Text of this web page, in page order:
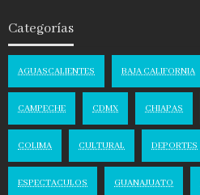
Categorías
AGUASCALIENTES BAJA CALIFORNIA
CAMPECHE CDMX CHIAPAS
COLIMA CULTURAL DEPORTES
ESPECTACULOS GUANAJUATO